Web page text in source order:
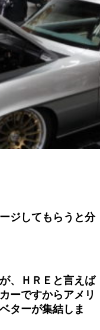
ジしてもらうと分
、ＨＲＥと言えば
ーですからアメリ
ターが集結しま